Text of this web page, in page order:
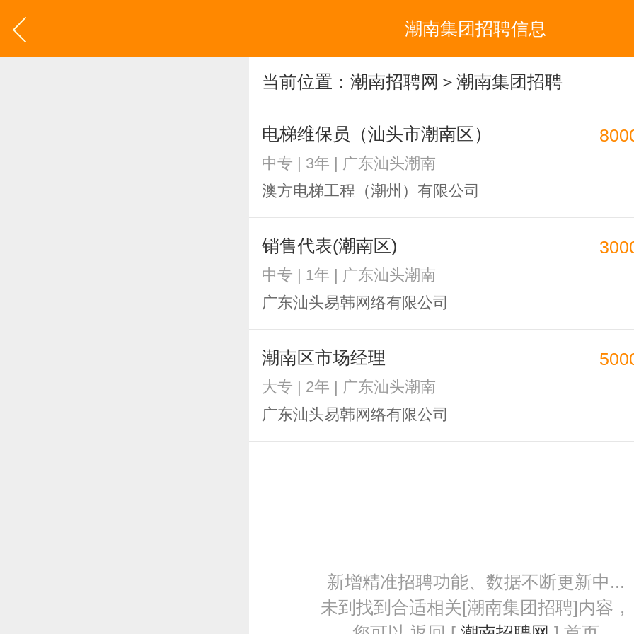
潮南集团招聘信息
当前位置： 潮南招聘网 ＞潮南集团招聘
电梯维保员（汕头市潮南区）
中专 | 3年 | 广东汕头潮南
澳方电梯工程（潮州）有限公司
销售代表(潮南区)
中专 | 1年 | 广东汕头潮南
广东汕头易韩网络有限公司
潮南区市场经理
大专 | 2年 | 广东汕头潮南
广东汕头易韩网络有限公司
新增精准招聘功能、数据不断更新中...
未到找到合适相关[潮南集团招聘]内容，